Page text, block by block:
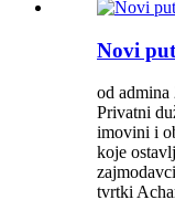
Novi
od admina
Privatni
imovini i
koje
tvrtki